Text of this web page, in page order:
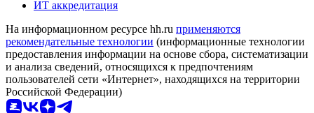
ИТ аккредитация
На информационном ресурсе hh.ru применяются
рекомендательные технологии (информационные технологии
предоставления информации на основе сбора, систематизации
и анализа сведений, относящихся к предпочтениям
пользователей сети «Интернет», находящихся на территории
Российской Федерации)